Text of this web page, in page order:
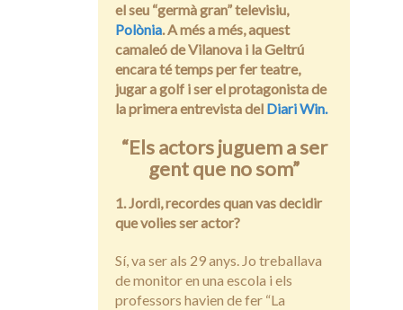
el seu “germà gran” televisiu,
Polònia. A més a més, aquest
camaleó de Vilanova i la Geltrú
encara té temps per fer teatre,
jugar a golf i ser el protagonista de
la primera entrevista del Diari Win.
“Els actors juguem a ser
gent que no som”
1. Jordi, recordes quan vas decidir
que volies ser actor?
Sí, va ser als 29 anys. Jo treballava
de monitor en una escola i els
professors havien de fer “La